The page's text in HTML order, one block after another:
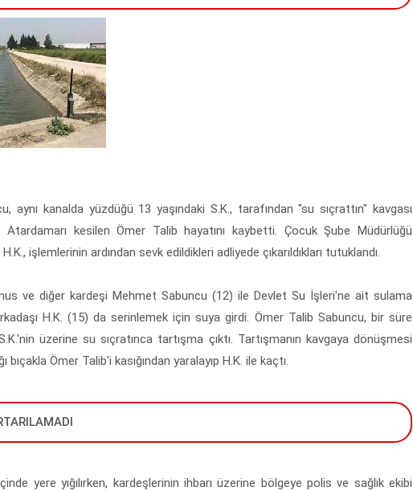
aynı kanalda yüzdüğü 13 yaşındaki S.K., tarafından "su sıçrattın" kavgası
Atardamarı kesilen Ömer Talib hayatını kaybetti. Çocuk Şube Müdürlüğü
işlemlerinin ardından sevk edildikleri adliyede çıkarıldıkları tutuklandı.
ve diğer kardeşi Mehmet Sabuncu (12) ile Devlet Su İşleri'ne ait sulama
H.K. (15) da serinlemek için suya girdi. Ömer Talib Sabuncu, bir süre
üzerine su sıçratınca tartışma çıktı. Tartışmanın kavgaya dönüşmesi
bıçakla Ömer Talib'i kasığından yaralayıp H.K. ile kaçtı.
yere yığılırken, kardeşlerinin ihbarı üzerine bölgeye polis ve sağlık ekibi